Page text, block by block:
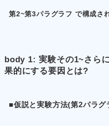
第2~第3パラグラフ で構成さ
body 1: 実験その1~さら
果的にする要因とは?
■仮説と実験方法(第2パラグ